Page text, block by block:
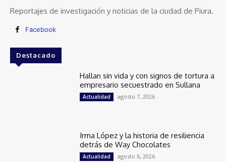
Reportajes de investigación y noticias de la ciudad de Piura.
Facebook
Destacado
Hallan sin vida y con signos de tortura a
empresario secuestrado en Sullana
Actualidad agosto 7, 2026
Irma López y la historia de resiliencia
detrás de Way Chocolates
Actualidad agosto 6, 2026